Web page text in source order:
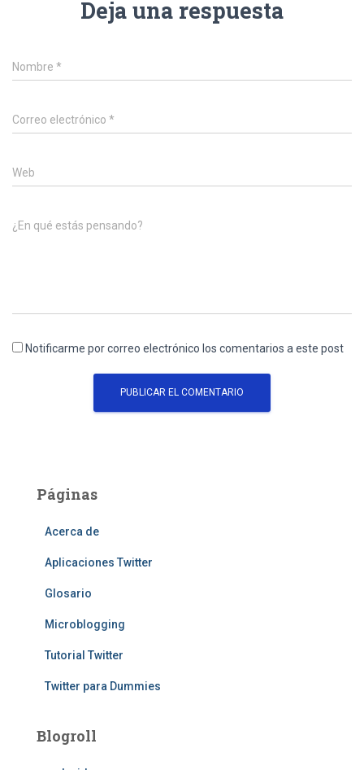
Deja una respuesta
Nombre *
Correo electrónico *
Web
¿En qué estás pensando?
Notificarme por correo electrónico los comentarios a este post
Páginas
Acerca de
Aplicaciones Twitter
Glosario
Microblogging
Tutorial Twitter
Twitter para Dummies
Blogroll